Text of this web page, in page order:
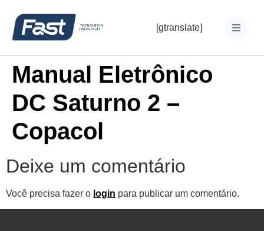
[gtranslate]
Manual Eletrônico
DC Saturno 2 –
Copacol
Deixe um comentário
Você precisa fazer o login para publicar um comentário.